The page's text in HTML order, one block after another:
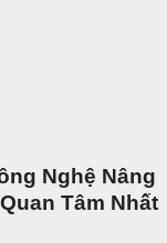
Nghệ Nâng
Tâm Nhất